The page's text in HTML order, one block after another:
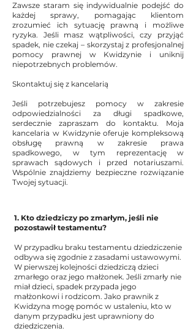
Zawsze staram się indywidualnie podejść do
każdej sprawy, pomagając klientom
zrozumieć ich sytuację prawną i możliwe
ryzyka. Jeśli masz wątpliwości, czy przyjąć
spadek, nie czekaj – skorzystaj z profesjonalnej
pomocy prawnej w Kwidzynie i uniknij
niepotrzebnych problemów.
Skontaktuj się z kancelarią
Jeśli potrzebujesz pomocy w zakresie
odpowiedzialności za długi spadkowe,
serdecznie zapraszam do kontaktu. Moja
kancelaria w Kwidzynie oferuje kompleksową
obsługę prawną w zakresie prawa
spadkowego, w tym reprezentację w
sprawach sądowych i przed notariuszami.
Wspólnie znajdziemy bezpieczne rozwiązanie
Twojej sytuacji.
1. Kto dziedziczy po zmarłym, jeśli nie
pozostawił testamentu?
W przypadku braku testamentu dziedziczenie
odbywa się zgodnie z zasadami ustawowymi.
W pierwszej kolejności dziedziczą dzieci
zmarłego oraz jego małżonek. Jeśli zmarły nie
miał dzieci, spadek przypada jego
małżonkowi i rodzicom. Jako prawnik z
Kwidzyna mogę pomóc w ustaleniu, kto w
danym przypadku jest uprawniony do
dziedziczenia.